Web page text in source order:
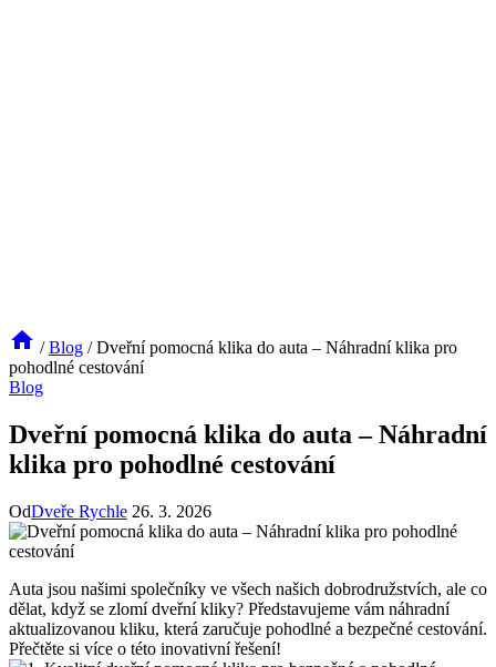
/ Blog / Dveřní pomocná klika do auta – Náhradní klika pro
pohodlné cestování
Blog
Dveřní pomocná klika do auta – Náhradní
klika pro pohodlné cestování
OdDveře Rychle 26. 3. 2026
Auta jsou našimi společníky ve všech našich dobrodružstvích, ale co
dělat, když se zlomí dveřní kliky? Představujeme vám náhradní
aktualizovanou kliku, která zaručuje pohodlné‌ a ​bezpečné cestování.
Přečtěte si více o této inovativní řešení!